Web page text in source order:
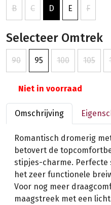
B C D E F
Selecteer Omtrek
90 95 100 105
Niet in voorraad
Omschrijving
Romantisch dromerig
betovert de
stipjes-charme.
het zeer functionele
Voor nog meer
maagstreek met een